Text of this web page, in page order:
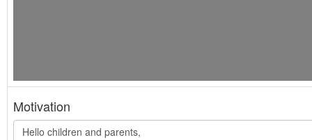
Motivation